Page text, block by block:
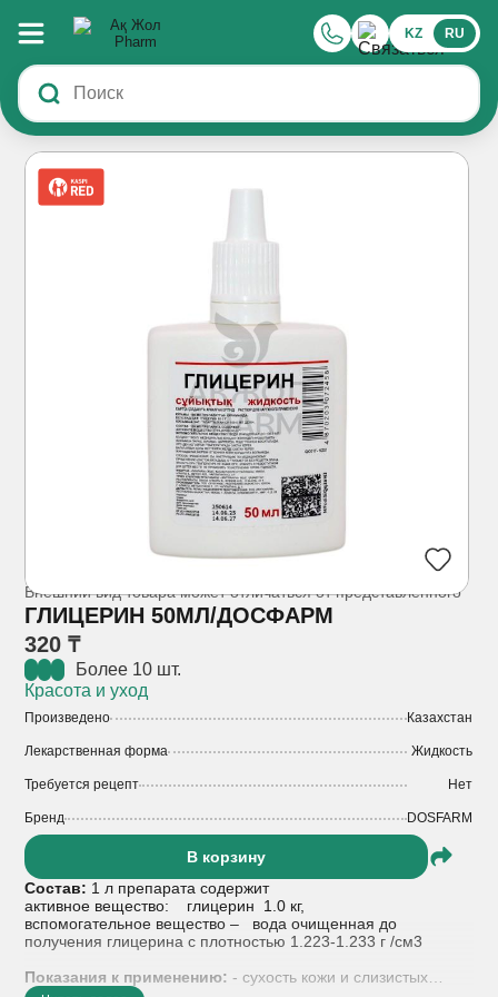
KZ RU
Внешний вид товара может отличаться от представленного
ГЛИЦЕРИН 50МЛ/ДОСФАРМ
320 ₸
Более 10 шт.
Красота и уход
Произведено Казахстан
Лекарственная форма Жидкость
Требуется рецепт Нет
Бренд DOSFARM
В корзину
Состав: 1 л препарата содержит
активное вещество: глицерин 1.0 кг,
вспомогательное вещество – вода очищенная до
получения глицерина с плотностью 1.223-1.233 г /см3
Показания к применению: - сухость кожи и слизистых